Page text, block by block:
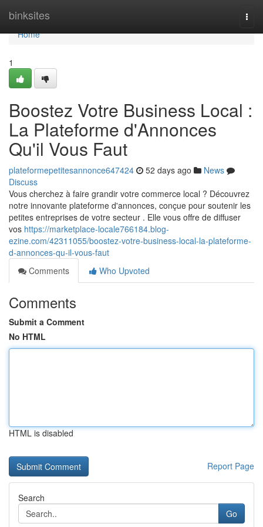
binksites
Home
Home
1
Boostez Votre Business Local :
La Plateforme d'Annonces
Qu'il Vous Faut
plateformepetitesannonce647424 52 days ago
News
Discuss
Vous cherchez à faire grandir votre commerce local ? Découvrez
notre innovante plateforme d'annonces, conçue pour soutenir les
petites entreprises de votre secteur . Elle vous offre de diffuser
vos https://marketplace-locale766184.blog-
ezine.com/42311055/boostez-votre-business-local-la-plateforme-
d-annonces-qu-il-vous-faut
Comments
Who Upvoted
Comments
Submit a Comment
No HTML
HTML is disabled
Report Page
Search
Go